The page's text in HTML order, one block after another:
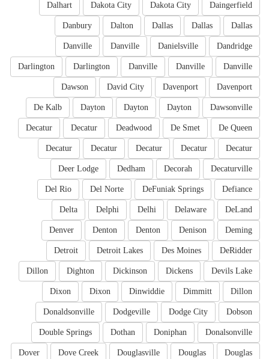
Daingerfield
Dakota City
Dakota City
Dalhart
Dallas
Dallas
Dallas
Dalton
Danbury
Dandridge
Danielsville
Danville
Danville
Danville
Danville
Danville
Darlington
Darlington
Davenport
Davenport
David City
Dawson
Dawsonville
Dayton
Dayton
Dayton
De Kalb
De Queen
De Smet
Deadwood
Decatur
Decatur
Decatur
Decatur
Decatur
Decatur
Decatur
Decaturville
Decorah
Dedham
Deer Lodge
Defiance
DeFuniak Springs
Del Norte
Del Rio
DeLand
Delaware
Delhi
Delphi
Delta
Deming
Denison
Denton
Denton
Denver
DeRidder
Des Moines
Detroit Lakes
Detroit
Devils Lake
Dickens
Dickinson
Dighton
Dillon
Dillon
Dimmitt
Dinwiddie
Dixon
Dixon
Dobson
Dodge City
Dodgeville
Donaldsonville
Donalsonville
Doniphan
Dothan
Double Springs
Douglas
Douglas
Douglasville
Dove Creek
Dover